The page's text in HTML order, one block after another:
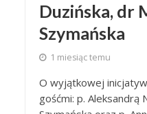
Duzińska, dr
Szymańska
1 miesiąc temu
O wyjątkowej
gośćmi: p. Aleksandrą